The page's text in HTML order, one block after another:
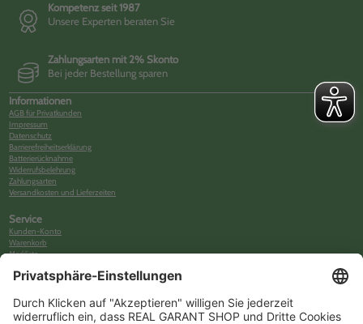
Kompetenz seit 1987
Unsere Experten beraten Sie
Zahlungsarten mit 2% Skonto
Bei jeder Bestellung sparen
Informationen
AGB für Privatkunden
Impressum
Datenschutz
Barrierefreiheitserklärung
Batterierücknahme
Widerrufsbelehrung
Zahlungsarten
Versandkosten und Lieferzeiten
Service
Kunden-Konto
Warenkorb
Merkliste
Newsletter
FAQs
Über uns